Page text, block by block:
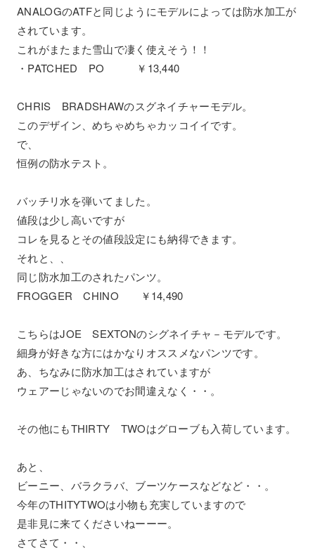
ANALOGのATFと同じようにモデルによっては防水加工が
されています。
これがまたまた雪山で凄く使えそう！！
・PATCHED PO ￥13,440
CHRIS BRADSHAWのスグネイチャーモデル。
このデザイン、めちゃめちゃカッコイイです。
で、
恒例の防水テスト。
バッチリ水を弾いてました。
値段は少し高いですが
コレを見るとその値段設定にも納得できます。
それと、、
同じ防水加工のされたパンツ。
FROGGER CHINO ￥14,490
こちらはJOE SEXTONのシグネイチャ－モデルです。
細身が好きな方にはかなりオススメなパンツです。
あ、ちなみに防水加工はされていますが
ウェアーじゃないのでお間違えなく・・。
その他にもTHIRTY TWOはグローブも入荷しています。
あと、
ビーニー、バラクラバ、ブーツケースなどなど・・。
今年のTHITYTWOは小物も充実していますので
是非見に来てくださいねーーー。
さてさて・・、